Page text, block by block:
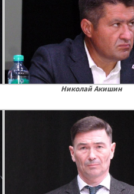
Николай Акишин